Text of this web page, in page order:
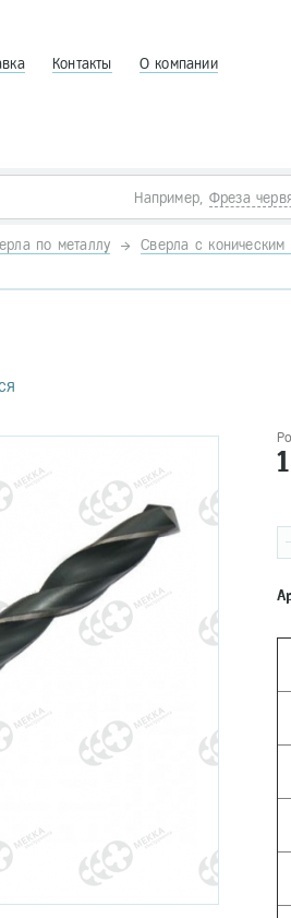
Контакты О компании
Например, Фреза
по металлу Сверла с коническим